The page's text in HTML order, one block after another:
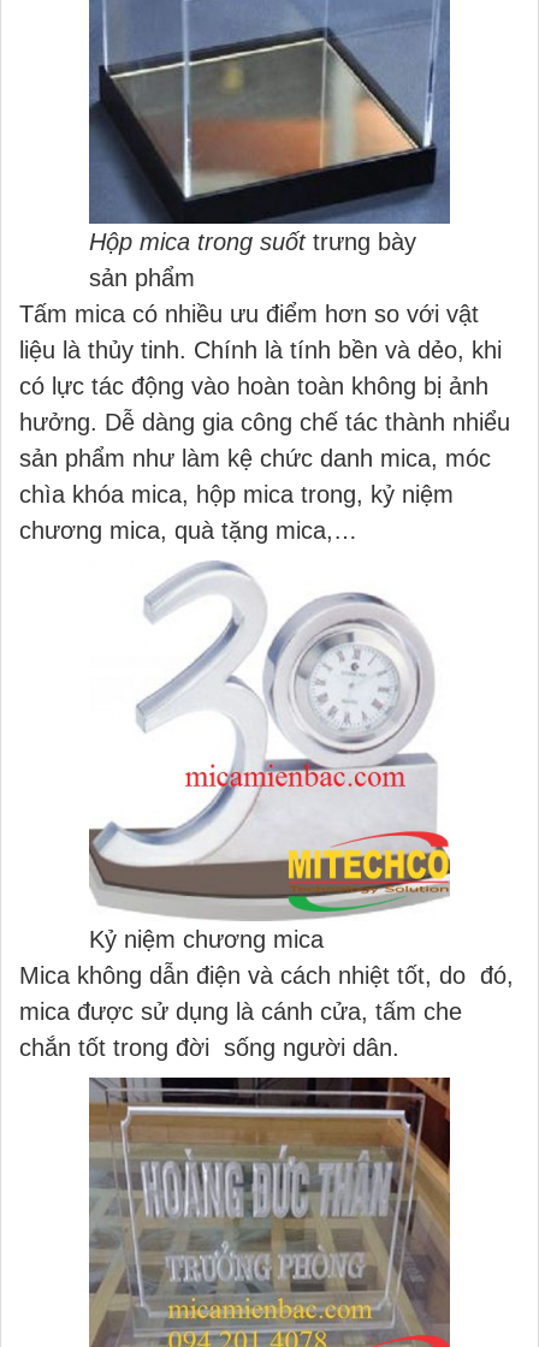
Hộp mica trong suốt trưng bày
sản phẩm
Tấm mica có nhiều ưu điểm hơn so với vật
liệu là thủy tinh. Chính là tính bền và dẻo, khi
có lực tác động vào hoàn toàn không bị ảnh
hưởng. Dễ dàng gia công chế tác thành nhiểu
sản phẩm như làm kệ chức danh mica, móc
chìa khóa mica, hộp mica trong, kỷ niệm
chương mica, quà tặng mica,…
Kỷ niệm chương mica
Mica không dẫn điện và cách nhiệt tốt, do đó,
mica được sử dụng là cánh cửa, tấm che
chắn tốt trong đời sống người dân.